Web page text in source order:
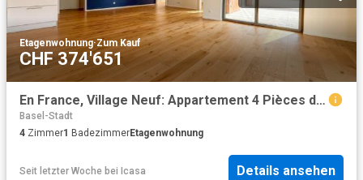
Etagenwohnung·Zum Kauf
CHF 374'651
En France, Village Neuf: Appartement 4 Pièces de Standing
Basel-Stadt
4 Zimmer1 BadezimmerEtagenwohnung
Seit letzter Woche bei Icasa Details ansehen